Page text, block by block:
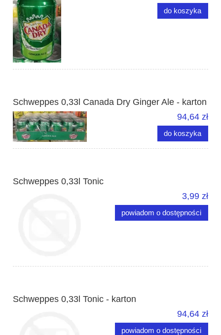
do koszyka
Schweppes 0,33l Canada Dry Ginger Ale - karton
94,64 zł
do koszyka
Schweppes 0,33l Tonic
3,99 zł
powiadom o dostępności
Schweppes 0,33l Tonic - karton
94,64 zł
powiadom o dostępności